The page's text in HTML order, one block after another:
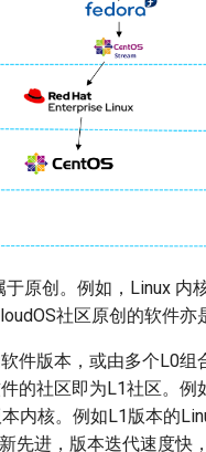
原创。例如，Linux 内
社区原创的软件亦
件版本，或由多个L0
的社区即为L1社区。例
内核。例如L1版本的
先进，版本迭代速度快